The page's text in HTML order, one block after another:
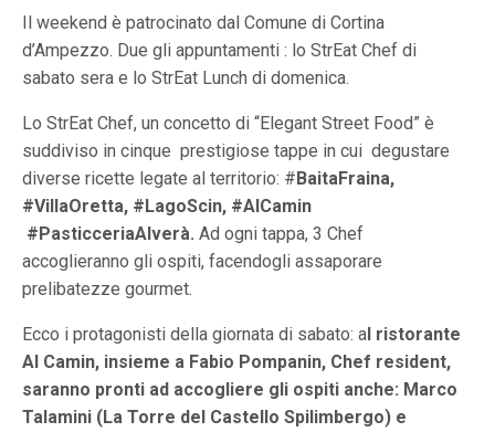
Il weekend è patrocinato dal Comune di Cortina
d’Ampezzo. Due gli appuntamenti : lo StrEat Chef di
sabato sera e lo StrEat Lunch di domenica.
Lo StrEat Chef, un concetto di “Elegant Street Food” è
suddiviso in cinque prestigiose tappe in cui degustare
diverse ricette legate al territorio: #BaitaFraina,
#VillaOretta, #LagoScin, #AlCamin
#PasticceriaAlverà. Ad ogni tappa, 3 Chef
accoglieranno gli ospiti, facendogli assaporare
prelibatezze gourmet.
Ecco i protagonisti della giornata di sabato: al ristorante
Al Camin, insieme a Fabio Pompanin, Chef resident,
saranno pronti ad accogliere gli ospiti anche: Marco
Talamini (La Torre del Castello Spilimbergo) e